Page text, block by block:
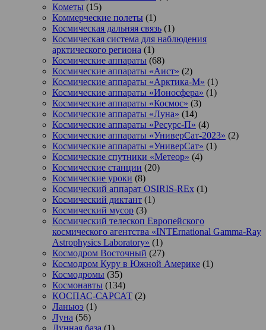
Кометы (15)
Коммерческие полеты (1)
Космическая дальняя связь (1)
Космическая система для наблюдения
арктического региона (1)
Космические аппараты (68)
Космические аппараты «Аист» (2)
Космические аппараты «Арктика-М» (1)
Космические аппараты «Ионосфера» (1)
Космические аппараты «Космос» (3)
Космические аппараты «Луна» (14)
Космические аппараты «Ресурс-П» (4)
Космические аппараты «УниверСат-2023» (2)
Космические аппараты «УниверСат» (1)
Космические спутники «Метеор» (4)
Космические станции (20)
Космические уроки (8)
Космический аппарат OSIRIS-REx (1)
Космический диктант (1)
Космический мусор (3)
Космический телескоп Европейского
космического агентства «INTErnational Gamma-Ray
Astrophysics Laboratory» (1)
Космодром Восточный (27)
Космодром Куру в Южной Америке (1)
Космодромы (35)
Космонавты (134)
КОСПАС-САРСАТ (2)
Ланьюэ (1)
Луна (56)
Лунная база (1)